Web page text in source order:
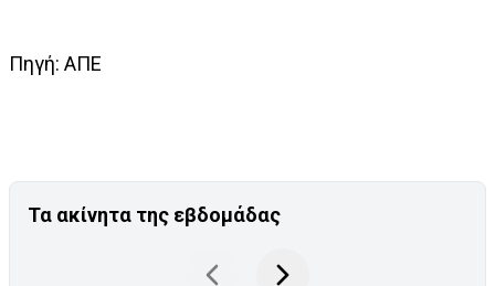
Πηγή: ΑΠΕ
Τα ακίνητα της εβδομάδας